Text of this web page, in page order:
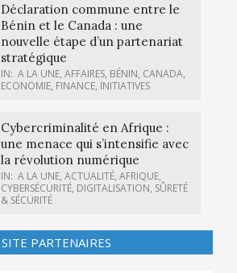
Déclaration commune entre le
Bénin et le Canada : une
nouvelle étape d’un partenariat
stratégique
IN: A LA UNE, AFFAIRES, BÉNIN, CANADA,
ECONOMIE, FINANCE, INITIATIVES
Cybercriminalité en Afrique :
une menace qui s’intensifie avec
la révolution numérique
IN: A LA UNE, ACTUALITÉ, AFRIQUE,
CYBERSÉCURITÉ, DIGITALISATION, SÛRETÉ
& SÉCURITÉ
SITE PARTENAIRES